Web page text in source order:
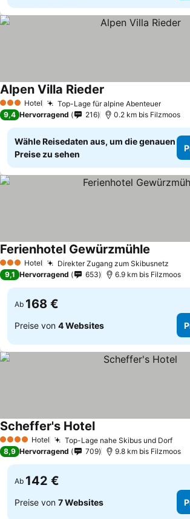
3 SterneHotel Top-Lage für alpine AbenteuerPreise
Alpen Villa Rieder
9,4 Hervorragend 216 0.2 km bis Filzmoos
Wähle Reisedaten aus, um die genauen
Preise zu sehen
3 SterneHotel Direkter Zugang zum Skibusnetz
Ferienhotel Gewürzmühle
9,1 Hervorragend 653 6.9 km bis Filzmoos
Ab 168 €
Preise von 4 Websites
4 Sterne Hotel Top-Lage nahe Skibus und Dorf
Scheffer's HotelPreise sehen
8,9 Hervorragend 709 9.8 km bis Filzmoos
Ab 142 €
Preise von 7 Websites